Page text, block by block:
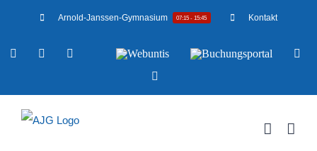
springen
Arnold-Janssen-Gymnasium 07:15 - 15:45 Kontakt
YouTubeFacebook Benutzerdefiniert
Webuntis Buchungsportal